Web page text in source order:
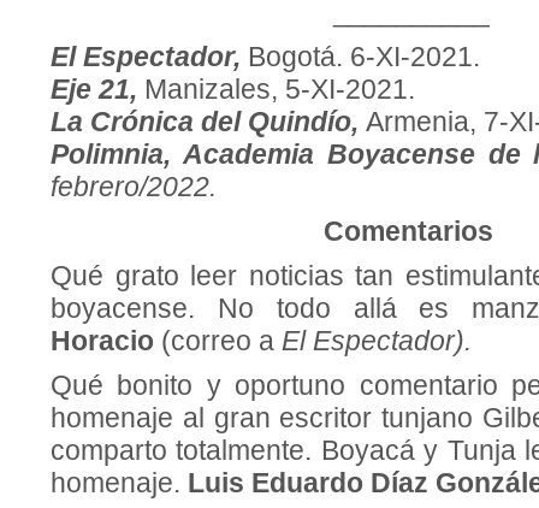
El Espectador, Bogotá. 6-XI-2021.
Eje 21, Manizales, 5-XI-2021.
La Crónica del Quindío, Armenia, 7-
Polimnia, Academia Boyacense
febrero/2022.
Comentarios
Qué grato leer noticias tan
boyacense. No todo allá es
Horacio (correo a El Espectador).
Qué bonito y oportuno comentario
homenaje al gran escritor tunjano
comparto totalmente. Boyacá y Tunja
homenaje. Luis Eduardo Díaz